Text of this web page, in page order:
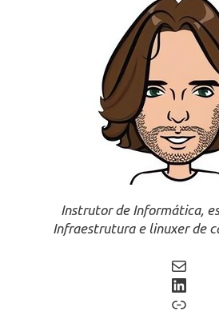
Instrutor de Informática,
Infraestrutura e linuxer de
Mail
LinkedIn
Link